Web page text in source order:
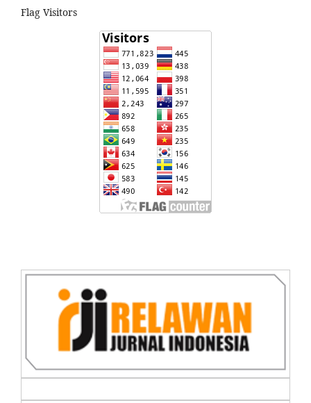
Flag Visitors